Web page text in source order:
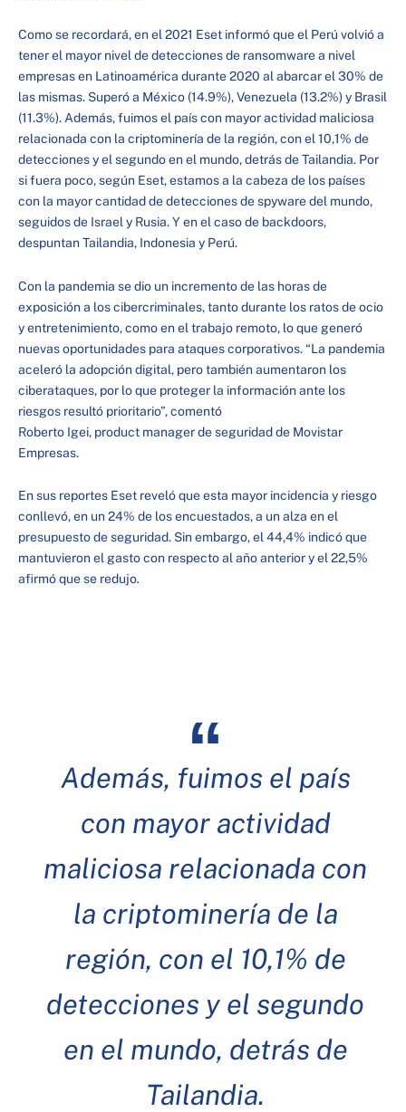
Como se recordará, en el 2021 Eset informó que el Perú volvió a
tener el mayor nivel de detecciones de ransomware a nivel
empresas en Latinoamérica durante 2020 al abarcar el 30% de
las mismas. Superó a México (14.9%), Venezuela (13.2%) y Brasil
(11.3%). Además, fuimos el país con mayor actividad maliciosa
relacionada con la criptominería de la región, con el 10,1% de
detecciones y el segundo en el mundo, detrás de Tailandia. Por
si fuera poco, según Eset, estamos a la cabeza de los países
con la mayor cantidad de detecciones de spyware del mundo,
seguidos de Israel y Rusia. Y en el caso de backdoors,
despuntan Tailandia, Indonesia y Perú.
Con la pandemia se dio un incremento de las horas de
exposición a los cibercriminales, tanto durante los ratos de ocio
y entretenimiento, como en el trabajo remoto, lo que generó
nuevas oportunidades para ataques corporativos. “La pandemia
aceleró la adopción digital, pero también aumentaron los
ciberataques, por lo que proteger la información ante los
riesgos resultó prioritario”, comentó
Roberto Igei, product manager de seguridad de Movistar
Empresas.
En sus reportes Eset reveló que esta mayor incidencia y riesgo
conllevó, en un 24% de los encuestados, a un alza en el
presupuesto de seguridad. Sin embargo, el 44,4% indicó que
mantuvieron el gasto con respecto al año anterior y el 22,5%
afirmó que se redujo.
Además, fuimos el país
con mayor actividad
maliciosa relacionada con
la criptominería de la
región, con el 10,1% de
detecciones y el segundo
en el mundo, detrás de
Tailandia.